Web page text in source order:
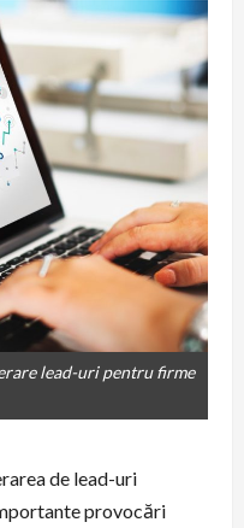
lead-uri pentru firme
de lead-uri
provocări